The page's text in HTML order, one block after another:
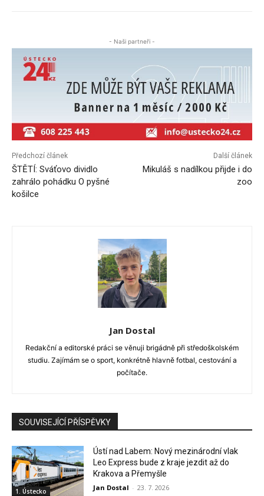
- Naši partneři -
Předchozí článek
ŠTĚTÍ: Sváťovo dividlo
zahrálo pohádku O pyšné
košilce
Další článek
Mikuláš s nadílkou přijde i do
zoo
Jan Dostal
Redakční a editorské práci se věnuji brigádně při středoškolském
studiu. Zajímám se o sport, konkrétně hlavně fotbal, cestování a
počítače.
SOUVISEJÍCÍ PŘÍSPĚVKY
1. Ústecko
Ústí nad Labem: Nový mezinárodní vlak
Leo Express bude z kraje jezdit až do
Krakova a Přemyšle
Jan Dostal - 23. 7. 2026